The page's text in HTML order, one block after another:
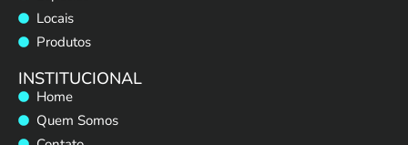
Locais
Produtos
INSTITUCIONAL
Home
Quem Somos